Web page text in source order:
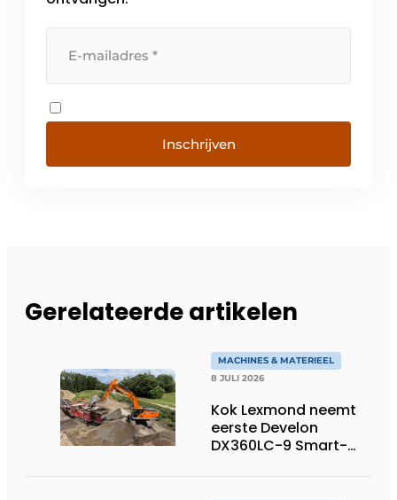
Inschrijven
Gerelateerde artikelen
MACHINES & MATERIEEL
8 JULI 2026
Kok Lexmond neemt
eerste Develon
DX360LC-9 Smart-